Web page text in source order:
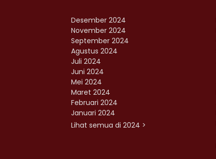
Desember 2024
November 2024
September 2024
Agustus 2024
Juli 2024
Juni 2024
Mei 2024
Maret 2024
Februari 2024
Januari 2024
Lihat semua di 2024 >